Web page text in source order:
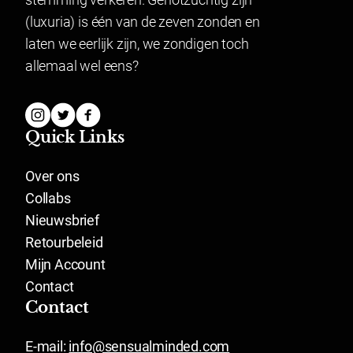
Reinig eenvoudig je vibrator met lauwwarm water
met een beetje zeep. Daarnaast adviseren wij een
glijmiddel op waterbasis voor dit product.
Luchtdrukvibrator
Kleur: donkergrijs
Merk: Satisfyer
Keuze uit 12 vibratiestanden
Vernieuwende ervaring
Met Liquid Air-technologie
Met 2 opzetstukken
Gemakkelijk te reinigen
Waterdicht (IPX7)
Gemaakt van medisch siliconen
Lingerie mag gepast worden en indien het niet past
geretourneerd worden.
(luxuria) is één van de zeven zonden en
laten we eerlijk zijn, we zondigen toch
allemaal wel eens?
Quick Links
Over ons
Collabs
Nieuwsbrief
Retourbeleid
Mijn Account
Contact
Contact
E-mail: info@sensualminded.com